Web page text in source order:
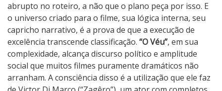
abrupto no roteiro, a não que o plano peça por isso. E
o universo criado para o filme, sua lógica interna, seu
capricho narrativo, é a prova de que a execução de
excelência transcende classificação. “O Véu”, em sua
complexidade, alcança discurso político e amplitude
social que muitos filmes puramente dramáticos não
arranham. A consciência disso é a utilização que ele faz